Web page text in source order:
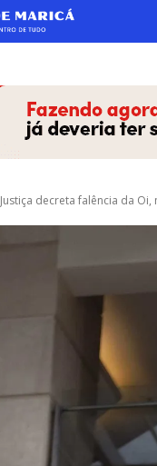
Justiça decreta falência da